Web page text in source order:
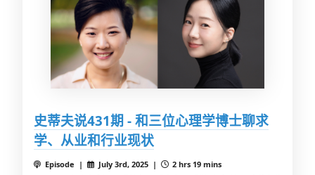
史蒂夫说431期 - 和三位心理学博士聊求
学、从业和行业现状
Episode | July 3rd, 2025 |
2 hrs 19 mins